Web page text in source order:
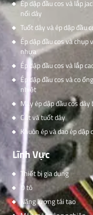
Ép dập đầu cos và lắp
nối dây
Tuốt dây và ép dập đầu
Ép dập đầu cos và chụp
nhựa
Ép dập đầu cos và lắp
Ép dập đầu cos và co ống
nhiệt
Máy ép dập đầu cos
Cắt và tuốt dây
Khuôn ép và dao ép dập
Lĩnh Vực
Thiết bị gia dụng
Ô tô
Năng lượng tái tạo